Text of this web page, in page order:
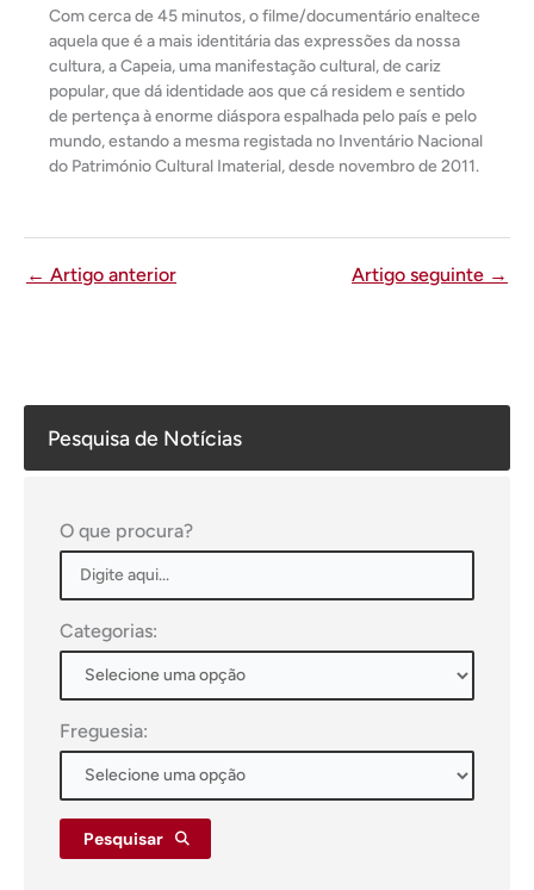
Pesquisa de Notícias
O que procura?
Categorias:
Freguesia:
Pesquisar
Com cerca de 45 minutos, o filme/documentário enaltece
aquela que é a mais identitária das expressões da nossa
cultura, a Capeia, uma manifestação cultural, de cariz
popular, que dá identidade aos que cá residem e sentido
de pertença à enorme diáspora espalhada pelo país e pelo
mundo, estando a mesma registada no Inventário Nacional
do Património Cultural Imaterial, desde novembro de 2011.
← Artigo anterior Artigo seguinte →